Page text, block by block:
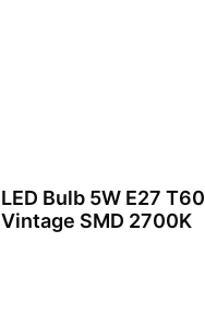
LED Bulb 5W E27 T60
Vintage SMD 2700K